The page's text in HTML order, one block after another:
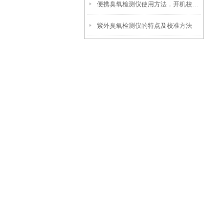
便携臭氧检测仪使用方法，开机校准现场采样读数规范操作教程
紫外臭氧检测仪的特点及校准方法